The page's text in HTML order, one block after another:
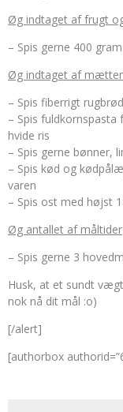
Øg indtaget af frugt
– Spis gerne 400
Øg indtaget af
– Spis fiberrigt
– Spis
hvide ris
– Spis gerne bønner,
– Spis kød og
varen
– Spis ost med højst
Øg antallet af måltider
– Spis gerne 3
Husk, at et sundt
nok nå dit mål :o)
[/alert]
[authorbox